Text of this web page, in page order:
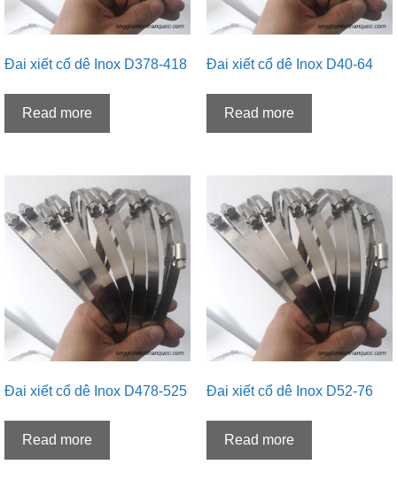
Đai xiết cổ dê Inox D378-418
Read more
Đai xiết cổ dê Inox D40-64
Read more
Đai xiết cổ dê Inox D478-525
Read more
Đai xiết cổ dê Inox D52-76
Read more